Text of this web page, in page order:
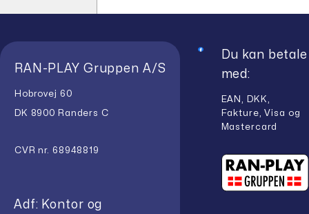
RAN-PLAY Gruppen A/S
Hobrovej 60
DK 8900 Randers C
CVR nr. 68948819
Adf: Kontor og
Du kan betale
med:
EAN, DKK,
Fakture, Visa og
Mastercard